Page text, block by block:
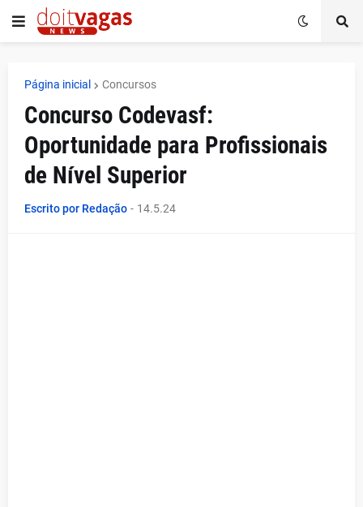
Página inicial Concursos
Concurso Codevasf:
Oportunidade para Profissionais
de Nível Superior
Escrito por Redação - 14.5.24